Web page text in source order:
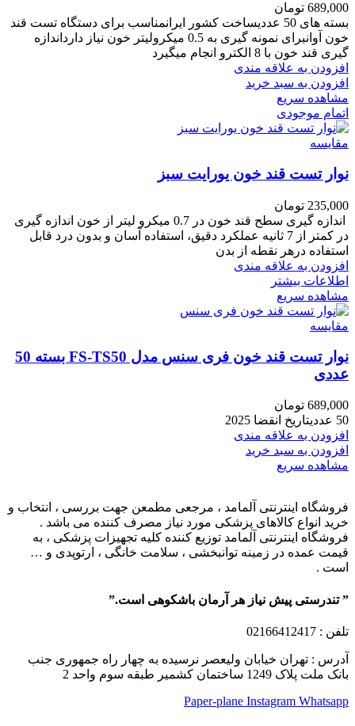
689,000 تومان
بسته های 50 عددیساخت کشور ایرانمناسب برای دستگاه تست قند
خون آوانبرای نمونه گیری به 0.5 میکرولیتر خون نیاز دارداندازه
گیری قند خون با 8 الکترو انجام میگیرد
افزودن به علاقه مندی
افزودن به سبد خرید
مشاهده سریع
اتمام موجودی
مقایسه
نوار تست قند خون یورایت سبز
235,000 تومان
اندازه گیری سطح قند خون در 0.7 میکرو لیتر از خون اندازه گیری
در کمتر از 7 ثانیه عملکرد دقیق، استفاده آسان و بدون درد قابل
استفاده درهر نقطه از بدن
افزودن به علاقه مندی
اطلاعات بیشتر
مشاهده سریع
مقایسه
نوار تست قند خون فری سنس مدل FS-TS50 بسته 50
عددی
689,000 تومان
50 عددیتاریخ انقضا 2025
افزودن به علاقه مندی
افزودن به سبد خرید
مشاهده سریع
فروشگاه اینترنتی آلمامد ، مرجعی مطمعن جهت بررسی ، انتخاب و
خرید انواع کالاهای پزشکی مورد نیاز مصرف کننده می باشد .
فروشگاه اینترنتی آلمامد توزیع کننده کلیه تجهیزات پزشکی ، به
قیمت عمده در زمینه توانبخشی ، سلامت خانگی ، ارتوپدی و …
است .
” تندرستی پیش نیاز هر آرمان باشکوهی است.”
تلفن : 02166412417
آدرس : تهران خیابان ولیعصر نرسیده به چهار راه جمهوری جنب
بانک ملت پلاک 1249 ساختمان کشمیر طبقه سوم واحد 2
Paper-plane Instagram Whatsapp